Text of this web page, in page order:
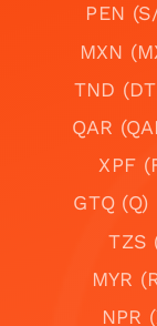
PEN
MXN
TND
QAR
XPF
GTQ (Q)
TZS
MYR
NPR